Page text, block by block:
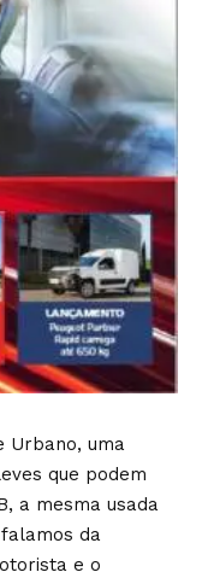
Urbano, uma
que podem
a mesma usada
da
e o